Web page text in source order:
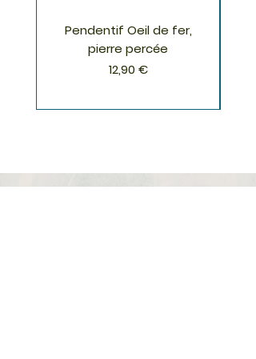
Pendentif Oeil de fer,
pierre percée
Prix
12,90 €